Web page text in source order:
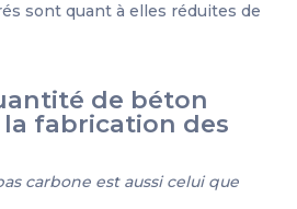
sont quant à elles réduites de
de béton
fabrication des
carbone est aussi celui que